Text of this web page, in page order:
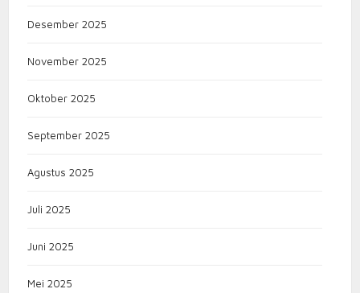
Desember 2025
November 2025
Oktober 2025
September 2025
Agustus 2025
Juli 2025
Juni 2025
Mei 2025